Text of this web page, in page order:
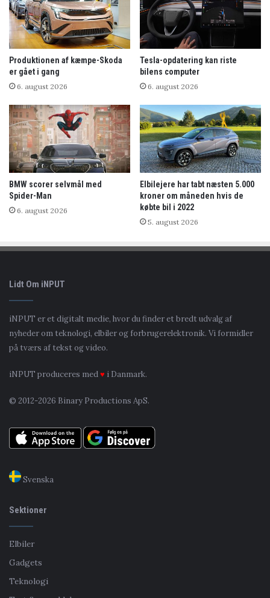
Produktionen af kæmpe-Skoda
er gået i gang
6. august 2026
Tesla-opdatering kan riste
bilens computer
6. august 2026
BMW scorer selvmål med
Spider-Man
6. august 2026
Elbilejere har tabt næsten 5.000
kroner om måneden hvis de
købte bil i 2022
5. august 2026
Lidt Om iNPUT
iNPUT er et digitalt medie, hvor du finder et bredt udvalg af
nyheder om teknologi, elbiler og forbrugerelektronik. Vi formidler
på tværs af tekst og video.
iNPUT produceres med♥ i Danmark.
© 2012-2026 Binary Productions ApS.
Svenska
Sektioner
Elbiler
Gadgets
Teknologi